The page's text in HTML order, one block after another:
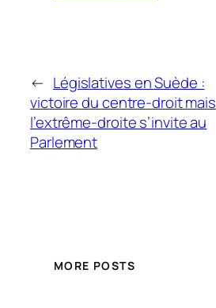
← Législatives en Suède :
victoire du centre-droit mais
l’extrême-droite s’invite au
Parlement
MORE POSTS